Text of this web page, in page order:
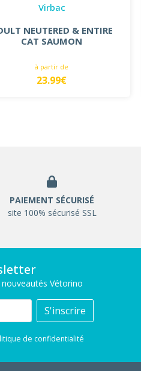
Virbac
NEUTERED & ENTIRE
CAT SAUMON
à partir de
23.99€
PAIEMENT SÉCURISÉ
site 100% sécurisé SSL
Vétorino
S'inscrire
de confidentialité